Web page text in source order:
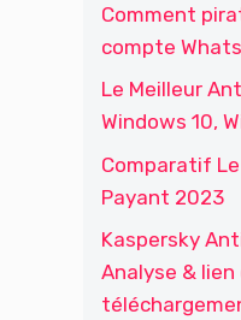
Comment
compte
Le Meilleur
Windows 10,
Comparatif
Payant 2023
Kaspersky
Analyse & lien